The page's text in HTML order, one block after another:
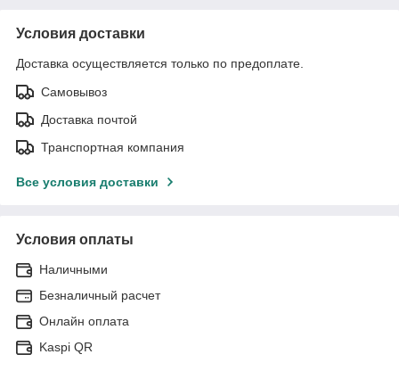
Условия доставки
Доставка осуществляется только по предоплате.
Самовывоз
Доставка почтой
Транспортная компания
Все условия доставки
Условия оплаты
Наличными
Безналичный расчет
Онлайн оплата
Kaspi QR